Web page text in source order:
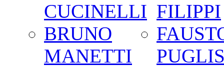
CUCINELLI
BRUNO
MANETTI
FILIPPI